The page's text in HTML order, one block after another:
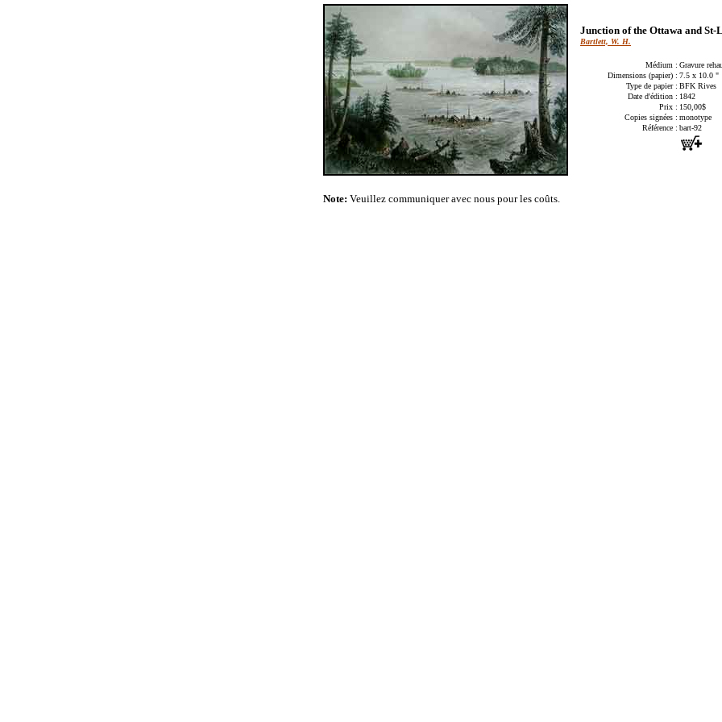
Junction of the Ottawa and St-
Bartlett, W. H.
Médium : Gravure
Dimensions (papier) : 7.5 x 10.0 "
Type de papier : BFK Rives
Date d'édition : 1842
Prix : 150,00$
Copies signées : monotype
Référence : bart-92
Note: Veuillez communiquer avec nous pour les coûts.